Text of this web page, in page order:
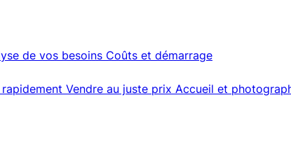
de vos besoins Coûts et démarrage
Vendre au juste prix Accueil et